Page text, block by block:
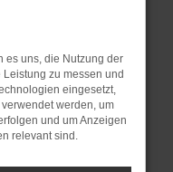
und dein
Stand
nur ein
auch dazu
nicht mehr
es uns, die Nutzung der
zu messen und
eingesetzt,
werden, um
und um Anzeigen
relevant sind.